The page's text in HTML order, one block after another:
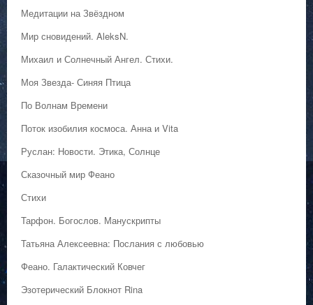
Медитации на Звёздном
Мир сновидений. AleksN.
Михаил и Солнечный Ангел. Стихи.
Моя Звезда- Синяя Птица
По Волнам Времени
Поток изобилия космоса. Анна и Vita
Руслан: Новости. Этика, Солнце
Сказочный мир Феано
Стихи
Тарфон. Богослов. Манускрипты
Татьяна Алексеевна: Послания с любовью
Феано. Галактический Ковчег
Эзотерический Блокнот Rina